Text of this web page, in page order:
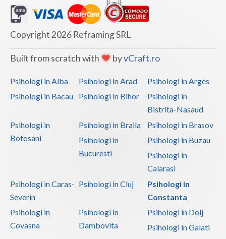
Valcea
Vrancea
Copyright 2026 Reframing SRL
Built from scratch with byvCraft.ro
Psihologi in Alba Psihologi in Arad
Psihologi in Arges
Psihologi in Bacau
Psihologi in Bihor
Psihologi in
Bistrita-Nasaud
Psihologi in
Botosani
Psihologi in Braila
Psihologi in Brasov
Psihologi in
Bucuresti
Psihologi in Buzau
Psihologi in
Calarasi
Psihologi in Caras-
Severin
Psihologi in Cluj
Psihologi in
Constanta
Psihologi in
Covasna
Psihologi in
Dambovita
Psihologi in Dolj
Psihologi in Galati